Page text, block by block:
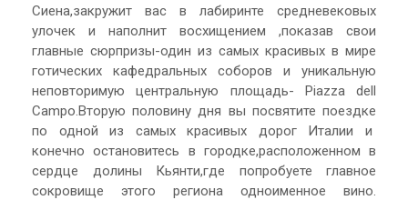
Сиена,закружит вас в лабиринте средневековых
улочек и наполнит восхищением ,показав свои
главные сюрпризы-один из самых красивых в мире
готических кафедральных соборов и уникальную
неповторимую центральную площадь- Piazza dell
Campo.Вторую половину дня вы посвятите поездке
по одной из самых красивых дорог Италии и
конечно остановитесь в городке,расположенном в
сердце долины Кьянти,где попробуете главное
сокровище этого региона одноименное вино.